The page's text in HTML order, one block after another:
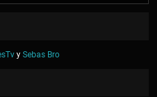
y Sebas Bro